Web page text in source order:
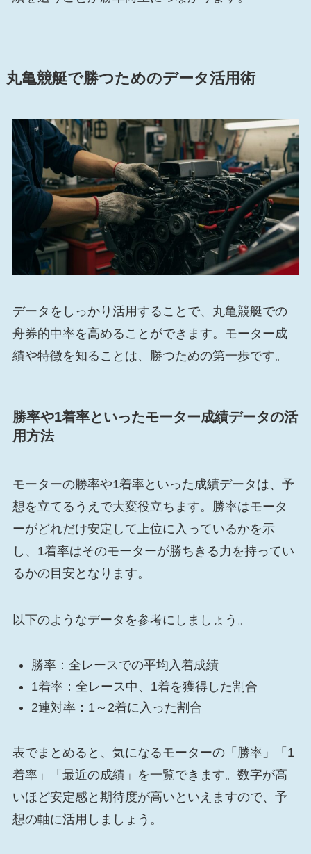
丸亀競艇で勝つためのデータ活用術
データをしっかり活用することで、丸亀競艇での
舟券的中率を高めることができます。モーター成
績や特徴を知ることは、勝つための第一歩です。
勝率や1着率といったモーター成績データの活
用方法
モーターの勝率や1着率といった成績データは、予
想を立てるうえで大変役立ちます。勝率はモータ
ーがどれだけ安定して上位に入っているかを示
し、1着率はそのモーターが勝ちきる力を持ってい
るかの目安となります。
以下のようなデータを参考にしましょう。
勝率：全レースでの平均入着成績
1着率：全レース中、1着を獲得した割合
2連対率：1～2着に入った割合
表でまとめると、気になるモーターの「勝率」「1
着率」「最近の成績」を一覧できます。数字が高
いほど安定感と期待度が高いといえますので、予
想の軸に活用しましょう。